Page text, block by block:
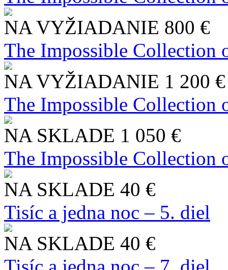
NA VYŽIADANIE 800 €
The Impossible Collection
NA VYŽIADANIE 1 200 €
The Impossible Collection
NA SKLADE 1 050 €
The Impossible Collection
NA SKLADE 40 €
Tisíc a jedna noc – 5. diel
NA SKLADE 40 €